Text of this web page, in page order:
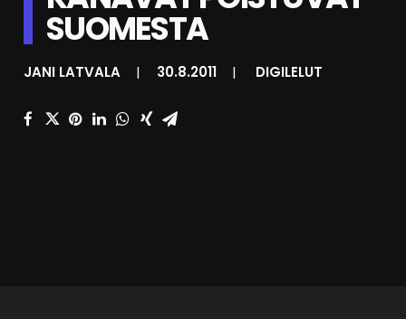
SHOP
SUOMESTA
JANI LATVALA | 30.8.2011 | DIGILELUT